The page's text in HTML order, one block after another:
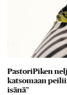
PastoriPiken
katsomaan
isänä”